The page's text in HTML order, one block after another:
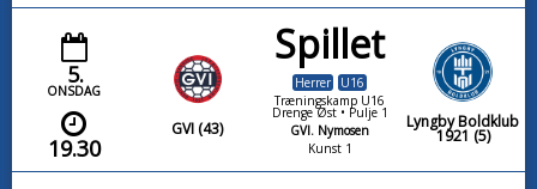
5.
ONSDAG
19.30
GVI (43)
Spillet
Herrer
U16
Træningskamp U16
Drenge Øst • Pulje 1
GVI. Nymosen
Kunst 1
Lyngby Boldklub
1921 (5)